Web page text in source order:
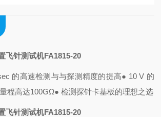
飞针测试机FA1815-20
的高速检测与与探测精度的提高● 10 V 的
程高达100GΩ● 检测探针卡基板的理想之选
飞针测试机FA1815-20